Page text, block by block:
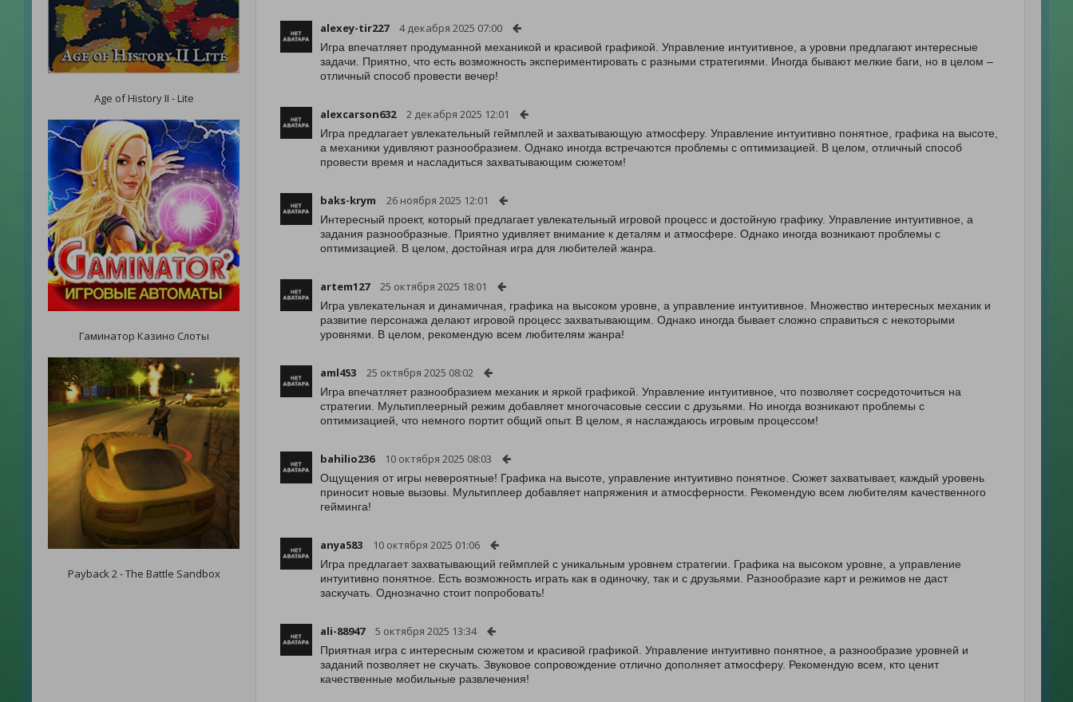
Age of History II - Lite
Гаминатор Казино Слоты
Payback 2 - The Battle Sandbox
alexey-tir227 4 декабря 2025 07:00
Игра впечатляет продуманной механикой и красивой графикой. Управление интуитивное, а уровни предлагают интересные
задачи. Приятно, что есть возможность экспериментировать с разными стратегиями. Иногда бывают мелкие баги, но в целом –
отличный способ провести вечер!
alexcarson632 2 декабря 2025 12:01
Игра предлагает увлекательный геймплей и захватывающую атмосферу. Управление интуитивно понятное, графика на высоте,
а механики удивляют разнообразием. Однако иногда встречаются проблемы с оптимизацией. В целом, отличный способ
провести время и насладиться захватывающим сюжетом!
baks-krym 26 ноября 2025 12:01
Интересный проект, который предлагает увлекательный игровой процесс и достойную графику. Управление интуитивное, а
задания разнообразные. Приятно удивляет внимание к деталям и атмосфере. Однако иногда возникают проблемы с
оптимизацией. В целом, достойная игра для любителей жанра.
artem127 25 октября 2025 18:01
Игра увлекательная и динамичная, графика на высоком уровне, а управление интуитивное. Множество интересных механик и
развитие персонажа делают игровой процесс захватывающим. Однако иногда бывает сложно справиться с некоторыми
уровнями. В целом, рекомендую всем любителям жанра!
aml453 25 октября 2025 08:02
Игра впечатляет разнообразием механик и яркой графикой. Управление интуитивное, что позволяет сосредоточиться на
стратегии. Мультиплеерный режим добавляет многочасовые сессии с друзьями. Но иногда возникают проблемы с
оптимизацией, что немного портит общий опыт. В целом, я наслаждаюсь игровым процессом!
bahilio236 10 октября 2025 08:03
Ощущения от игры невероятные! Графика на высоте, управление интуитивно понятное. Сюжет захватывает, каждый уровень
приносит новые вызовы. Мультиплеер добавляет напряжения и атмосферности. Рекомендую всем любителям качественного
гейминга!
anya583 10 октября 2025 01:06
Игра предлагает захватывающий геймплей с уникальным уровнем стратегии. Графика на высоком уровне, а управление
интуитивно понятное. Есть возможность играть как в одиночку, так и с друзьями. Разнообразие карт и режимов не даст
заскучать. Однозначно стоит попробовать!
ali-88947 5 октября 2025 13:34
Приятная игра с интересным сюжетом и красивой графикой. Управление интуитивно понятное, а разнообразие уровней и
заданий позволяет не скучать. Звуковое сопровождение отлично дополняет атмосферу. Рекомендую всем, кто ценит
качественные мобильные развлечения!